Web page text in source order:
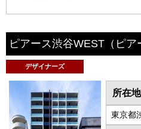
ピアース渋谷WEST （ピ
デザイナーズ
所在地
東京都